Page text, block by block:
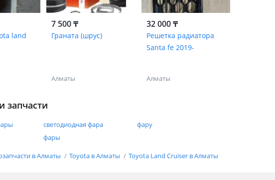
land
7 500 ₸
Граната (шрус)
Алматы
32 000 ₸
Решетка радиатора
Santa fe 2019-
Алматы
запчасти
светодиодная фара
фару
фары
в Алматы Toyota в Алматы Toyota Land Cruiser в Алматы